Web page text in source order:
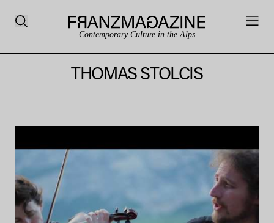
Contemporary Culture in the Alps
THOMAS STOLCIS